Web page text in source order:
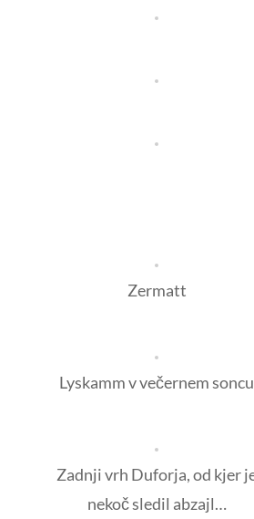
Zermatt
Lyskamm v večernem soncu
Zadnji vrh Duforja, od kjer
nekoč sledil abzajl…